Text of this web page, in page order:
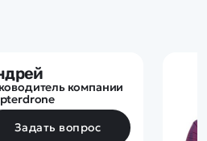
компании
Задать вопрос